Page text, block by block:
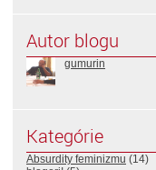
Autor blogu
gumurin
Kategórie
Absurdity feminizmu (14)